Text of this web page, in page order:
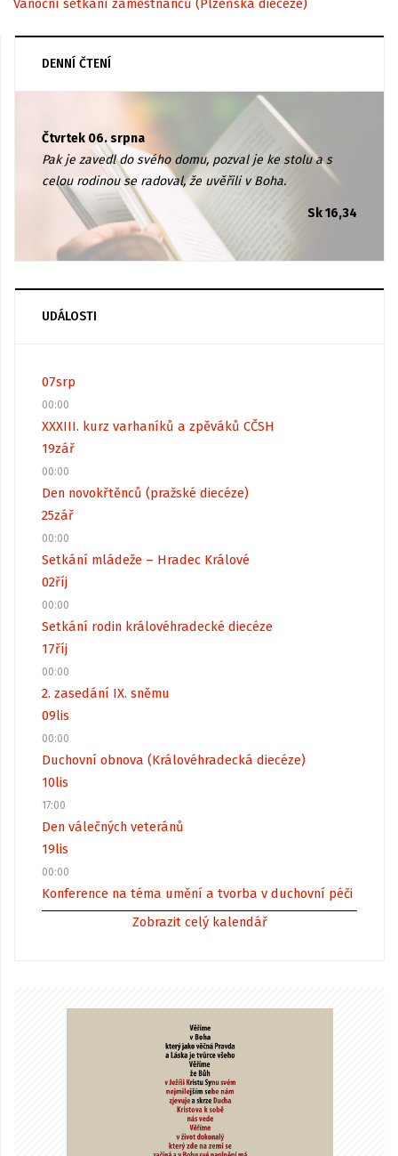
DENNÍ ČTENÍ
Čtvrtek 06. srpna
Pak je zavedl do svého domu, pozval je ke stolu a s
celou rodinou se radoval, že uvěřili v Boha.
Sk 16,34
UDÁLOSTI
07srp
00:00
XXXIII. kurz varhaníků a zpěváků CČSH
19zář
00:00
Den novokřtěnců (pražské diecéze)
25zář
00:00
Setkání mládeže – Hradec Králové
02říj
00:00
Setkání rodin královéhradecké diecéze
17říj
00:00
2. zasedání IX. sněmu
09lis
00:00
Duchovní obnova (Královéhradecká diecéze)
10lis
17:00
Den válečných veteránů
19lis
00:00
Konference na téma umění a tvorba v duchovní péči
Zobrazit celý kalendář